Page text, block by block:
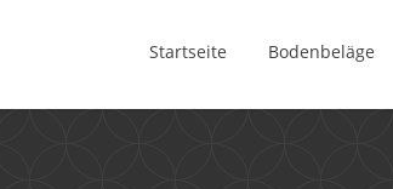
Startseite Bodenbeläge